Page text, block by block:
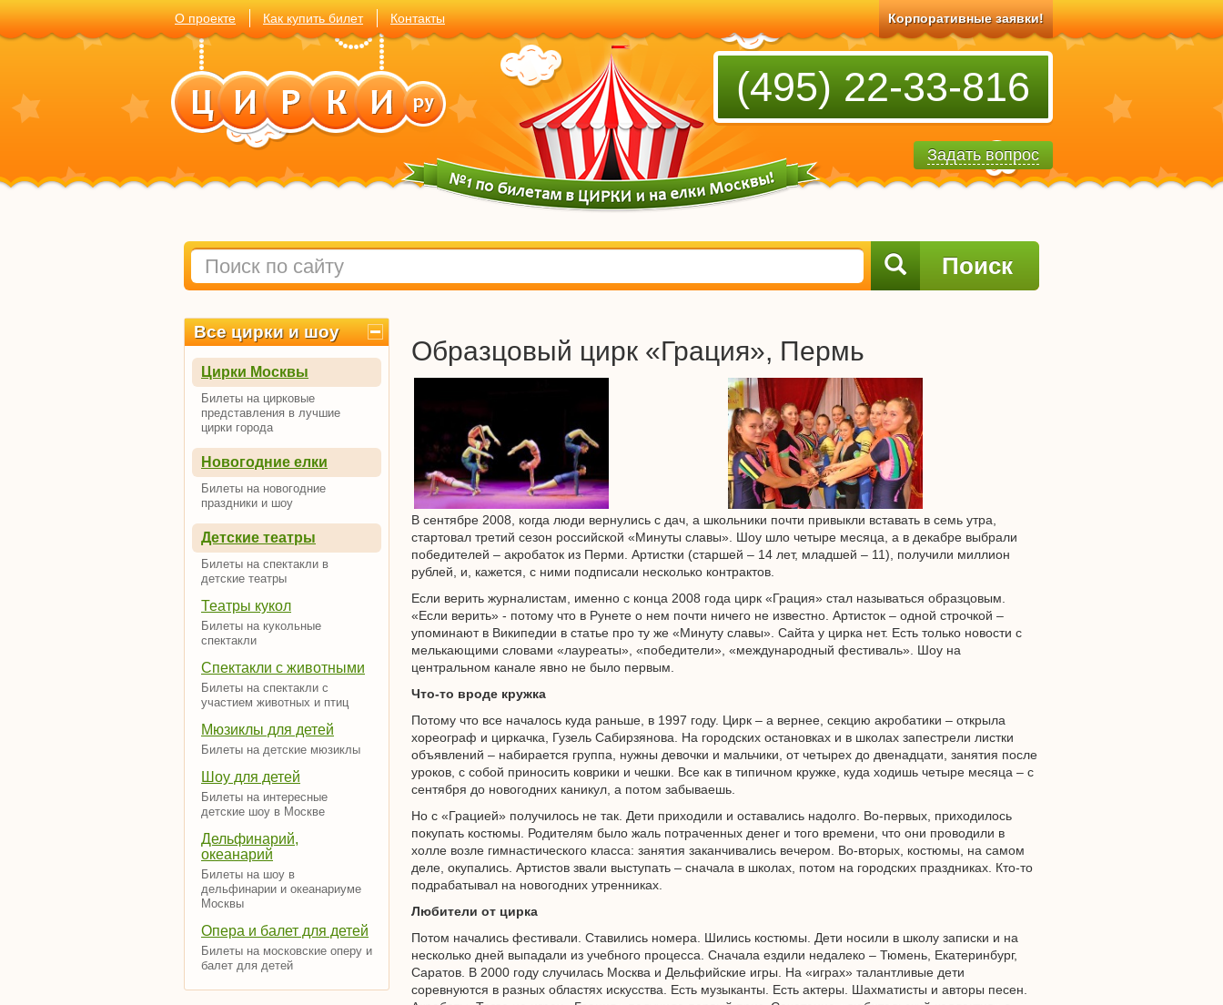
О проекте Как купить билет Контакты Корпоративные заявки!
(495) 22-33-816
Задать вопрос
Поиск
Все цирки и шоу
Цирки Москвы
Билеты на цирковые
представления в лучшие
цирки города
Новогодние елки
Билеты на новогодние
праздники и шоу
Детские театры
Билеты на спектакли в
детские театры
Театры кукол
Билеты на кукольные
спектакли
Спектакли с животными
Билеты на спектакли с
участием животных и птиц
Мюзиклы для детей
Билеты на детские мюзиклы
Шоу для детей
Билеты на интересные
детские шоу в Москве
Дельфинарий,
океанарий
Билеты на шоу в
дельфинарии и океанариуме
Москвы
Опера и балет для детей
Билеты на московские оперу и
балет для детей
Образцовый цирк «Грация», Пермь
В сентябре 2008, когда люди вернулись с дач, а школьники почти привыкли вставать в семь утра,
стартовал третий сезон российской «Минуты славы». Шоу шло четыре месяца, а в декабре выбрали
победителей – акробаток из Перми. Артистки (старшей – 14 лет, младшей – 11), получили миллион
рублей, и, кажется, с ними подписали несколько контрактов.
Если верить журналистам, именно с конца 2008 года цирк «Грация» стал называться образцовым.
«Если верить» - потому что в Рунете о нем почти ничего не известно. Артисток – одной строчкой –
упоминают в Википедии в статье про ту же «Минуту славы». Сайта у цирка нет. Есть только новости с
мелькающими словами «лауреаты», «победители», «международный фестиваль». Шоу на
центральном канале явно не было первым.
Что-то вроде кружка
Потому что все началось куда раньше, в 1997 году. Цирк – а вернее, секцию акробатики – открыла
хореограф и циркачка, Гузель Сабирзянова. На городских остановках и в школах запестрели листки
объявлений – набирается группа, нужны девочки и мальчики, от четырех до двенадцати, занятия после
уроков, с собой приносить коврики и чешки. Все как в типичном кружке, куда ходишь четыре месяца – с
сентября до новогодних каникул, а потом забываешь.
Но с «Грацией» получилось не так. Дети приходили и оставались надолго. Во-первых, приходилось
покупать костюмы. Родителям было жаль потраченных денег и того времени, что они проводили в
холле возле гимнастического класса: занятия заканчивались вечером. Во-вторых, костюмы, на самом
деле, окупались. Артистов звали выступать – сначала в школах, потом на городских праздниках. Кто-то
подрабатывал на новогодних утренниках.
Любители от цирка
Потом начались фестивали. Ставились номера. Шились костюмы. Дети носили в школу записки и на
несколько дней выпадали из учебного процесса. Сначала ездили недалеко – Тюмень, Екатеринбург,
Саратов. В 2000 году случилась Москва и Дельфийские игры. На «играх» талантливые дети
соревнуются в разных областях искусства. Есть музыканты. Есть актеры. Шахматисты и авторы песен.